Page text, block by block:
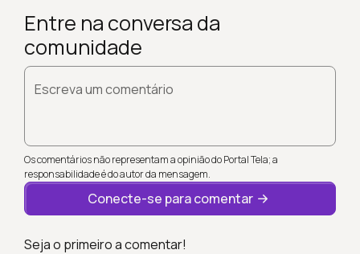
Entre na conversa da
comunidade
Escreva um comentário
Os comentários não representam a opinião do Portal Tela; a
responsabilidade é do autor da mensagem.
Conecte-se para comentar
Seja o primeiro a comentar!